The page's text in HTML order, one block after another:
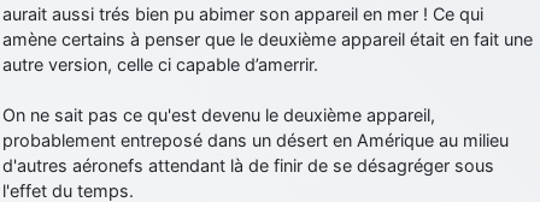
jericho: Ah ben je peux te confirmer que j'étais resté dans le filtre…
d9pouces
: Désolé ! Mon filtrage a été un peu trop violent
tout voir
aurait aussi trés bien pu abimer son appareil en mer ! Ce qui
amène certains à penser que le deuxième appareil était en fait une
autre version, celle ci capable d’amerrir.
On ne sait pas ce qu'est devenu le deuxième appareil,
probablement entreposé dans un désert en Amérique au milieu
d'autres aéronefs attendant là de finir de se désagréger sous
l'effet du temps.